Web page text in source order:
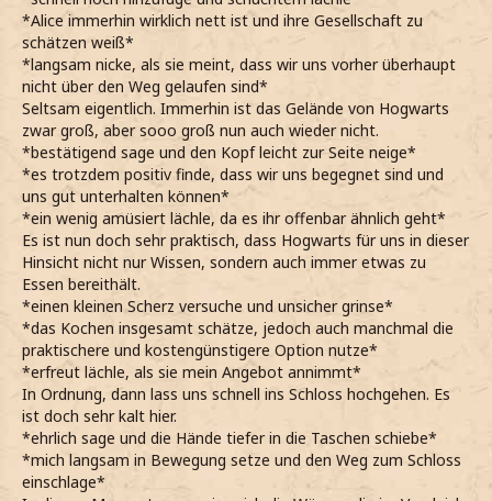
*Alice immerhin wirklich nett ist und ihre Gesellschaft zu
schätzen weiß*
*langsam nicke, als sie meint, dass wir uns vorher überhaupt
nicht über den Weg gelaufen sind*
Seltsam eigentlich. Immerhin ist das Gelände von Hogwarts
zwar groß, aber sooo groß nun auch wieder nicht.
*bestätigend sage und den Kopf leicht zur Seite neige*
*es trotzdem positiv finde, dass wir uns begegnet sind und
uns gut unterhalten können*
*ein wenig amüsiert lächle, da es ihr offenbar ähnlich geht*
Es ist nun doch sehr praktisch, dass Hogwarts für uns in dieser
Hinsicht nicht nur Wissen, sondern auch immer etwas zu
Essen bereithält.
*einen kleinen Scherz versuche und unsicher grinse*
*das Kochen insgesamt schätze, jedoch auch manchmal die
praktischere und kostengünstigere Option nutze*
*erfreut lächle, als sie mein Angebot annimmt*
In Ordnung, dann lass uns schnell ins Schloss hochgehen. Es
ist doch sehr kalt hier.
*ehrlich sage und die Hände tiefer in die Taschen schiebe*
*mich langsam in Bewegung setze und den Weg zum Schloss
einschlage*